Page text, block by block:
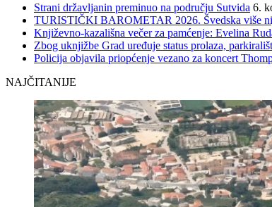
Strani državljanin preminuo na području Sutvida 6.
TURISTIČKI BAROMETAR 2026. Švedska više
Književno-kazališna večer za pamćenje: Evelina
Zbog uknjižbe Grad uređuje status prolaza,
Policija objavila priopćenje vezano za koncert
NAJČITANIJE